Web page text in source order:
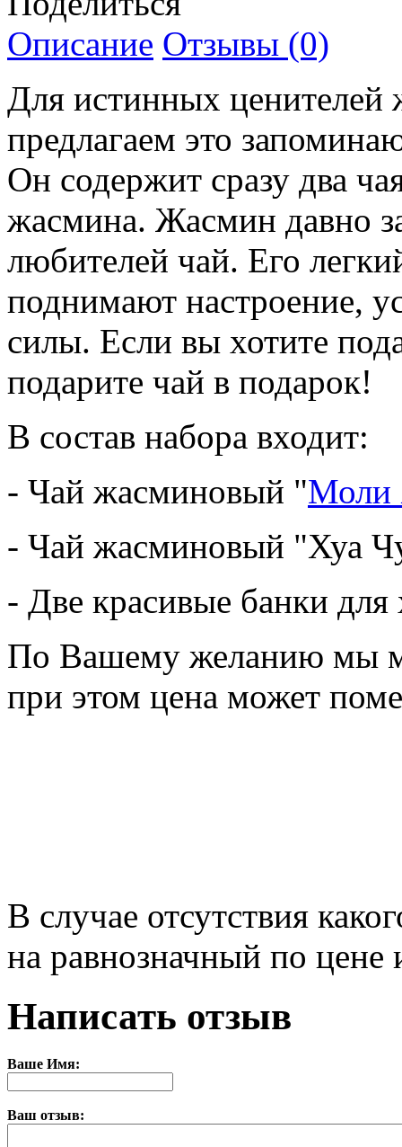
Описание Отзывы (0)
Для истинных ценителей
предлагаем это
Он содержит сразу два
жасмина. Жасмин давно
любителей чай. Его
поднимают настроение,
силы. Если вы хотите
подарите чай в подарок!
В состав набора входит:
- Чай жасминовый "Моли
- Чай жасминовый "Хуа
- Две красивые банки для
По Вашему желанию мы
при этом цена может
В случае отсутствия
на равнозначный по цене
Написать отзыв
Ваше Имя:
Ваш отзыв: